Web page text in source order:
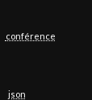
conférence
json